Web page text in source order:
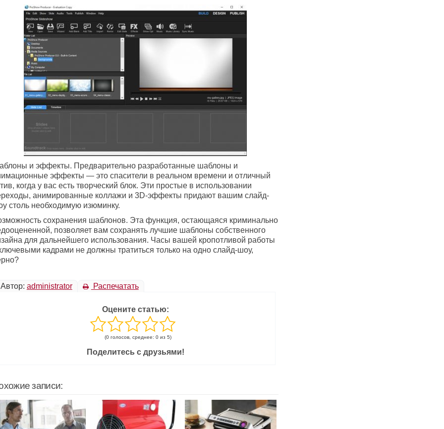
и эффекты. Предварительно разработанные шаблоны и
эффекты — это спасители в реальном времени и отличный
когда у вас есть творческий блок. Эти простые в использовании
анимированные коллажи и 3D-эффекты придают вашим слайд-
столь необходимую изюминку.
сохранения шаблонов. Эта функция, остающаяся криминально
позволяет вам сохранять лучшие шаблоны собственного
для дальнейшего использования. Часы вашей кропотливой работы
кадрами не должны тратиться только на одно слайд-шоу,
Автор: administrator Распечатать
Оцените статью:
(0 голосов, среднее: 0 из 5)
Поделитесь с друзьями!
записи: